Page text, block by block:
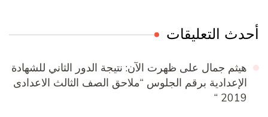
أحدث التعليقات
هيثم جمال على ظهرت الآن: نتيجة الدور الثاني للشهادة
الإعدادية برقم الجلوس “ملاحق الصف الثالث الاعدادى
2019 “